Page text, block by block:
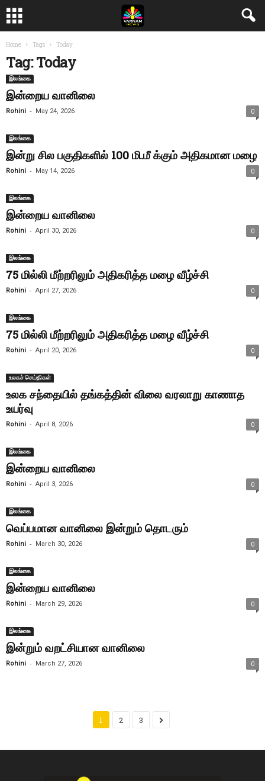
Home Tags Today
Tag: Today
இலங்கை
இன்றைய வானிலை
Rohini - May 24, 2026 0
இலங்கை
இன்று சில பகுதிகளில் 100 மி.மீ க்கும் அதிகமான மழை
Rohini - May 14, 2026 0
இலங்கை
இன்றைய வானிலை
Rohini - April 30, 2026 0
இலங்கை
75 மில்லி மீற்றரிலும் அதிகரித்த மழை வீழ்ச்சி
Rohini - April 27, 2026 0
இலங்கை
75 மில்லி மீற்றரிலும் அதிகரித்த மழை வீழ்ச்சி
Rohini - April 20, 2026 0
உலகச் செய்திகள்
உலக சந்தையில் தங்கத்தின் விலை வரலாறு காணாத
உயர்வு
Rohini - April 8, 2026 0
இலங்கை
இன்றைய வானிலை
Rohini - April 3, 2026 0
இலங்கை
வெப்பமான வானிலை இன்றும் தொடரும்
Rohini - March 30, 2026 0
இலங்கை
இன்றைய வானிலை
Rohini - March 29, 2026 0
இலங்கை
இன்றும் வறட்சியான வானிலை
Rohini - March 27, 2026 0
1 2 3